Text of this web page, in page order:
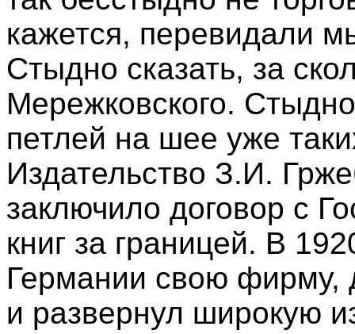
кажется, перевидали
Стыдно сказать, за
Мережковского.
петлей на шее уже
Издательство З.И.
заключило договор с
книг за границей. В
Германии свою фирму,
и развернул широкую